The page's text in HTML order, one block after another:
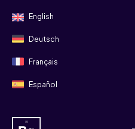
English
Deutsch
Français
Español